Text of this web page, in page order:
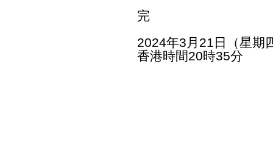
完
2024年3月21日（星期
香港時間20時35分